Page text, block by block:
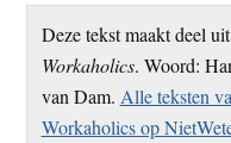
Deze tekst maakt deel
Workaholics. Woord:
van Dam. Alle teksten
Workaholics op